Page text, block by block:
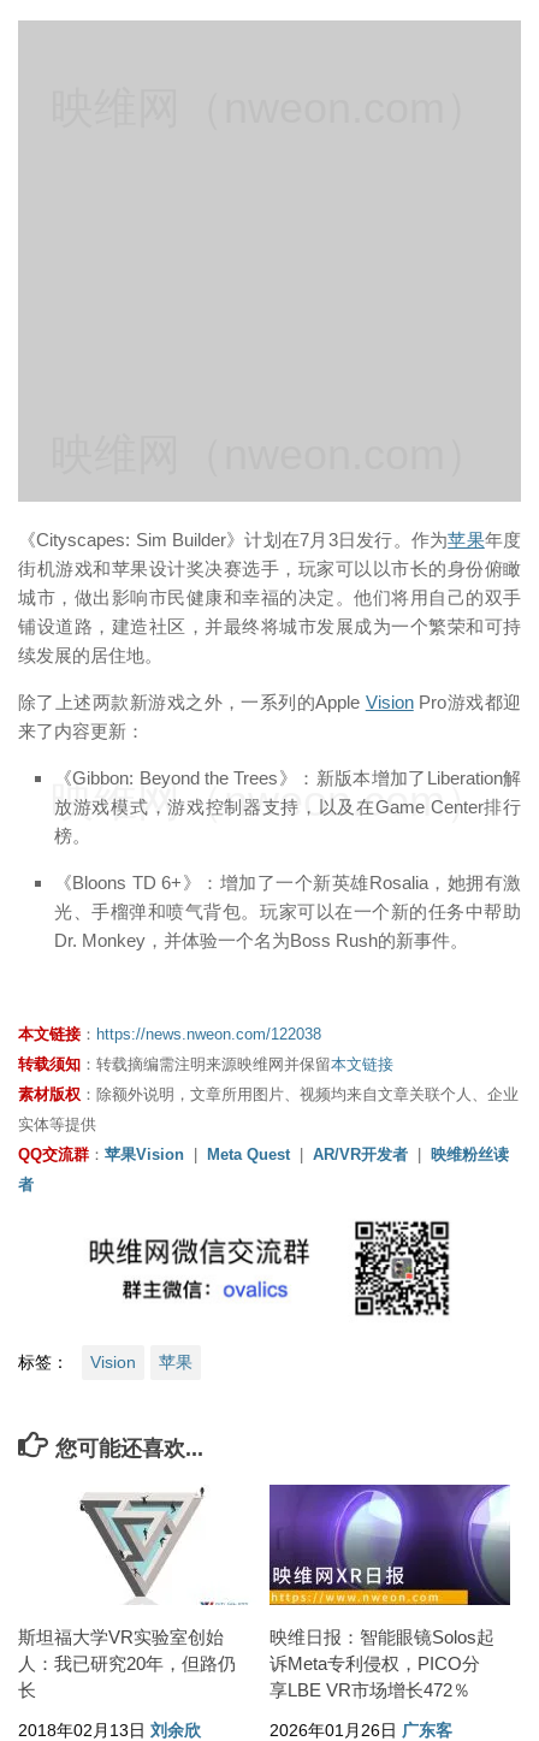
《Cityscapes: Sim Builder》计划在7月3日发行。作为苹果年度
街机游戏和苹果设计奖决赛选手，玩家可以以市长的身份俯瞰
城市，做出影响市民健康和幸福的决定。他们将用自己的双手
铺设道路，建造社区，并最终将城市发展成为一个繁荣和可持
续发展的居住地。
除了上述两款新游戏之外，一系列的Apple VisionPro游戏都迎
来了内容更新：
《Gibbon: Beyond the Trees》：新版本增加了Liberation解
放游戏模式，游戏控制器支持，以及在Game Center排行
榜。
《Bloons TD 6+》：增加了一个新英雄Rosalia，她拥有激
光、手榴弹和喷气背包。玩家可以在一个新的任务中帮助
Dr. Monkey，并体验一个名为Boss Rush的新事件。
映维网（nweon.com）
本文链接 ： https://news.nweon.com/122038
转载须知 ：转载摘编需注明来源映维网并保留本文链接
素材版权 ：除额外说明，文章所用图片、视频均来自文章关联个人、企业
实体等提供
QQ交流群 ： 苹果Vision Meta Quest| AR/VR开发者
映维粉丝读
者
标签： Vision 苹果
您可能还喜欢...
斯坦福大学VR实验室创始
人：我已研究20年，但路仍
长
2018年02月13日 刘余欣
映维日报：智能眼镜Solos起
诉Meta专利侵权，PICO分
享LBE VR市场增长472％
2026年01月26日 广东客